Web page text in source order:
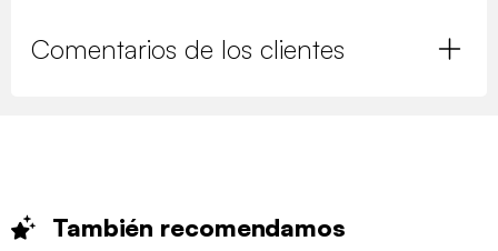
Comentarios de los clientes
También recomendamos